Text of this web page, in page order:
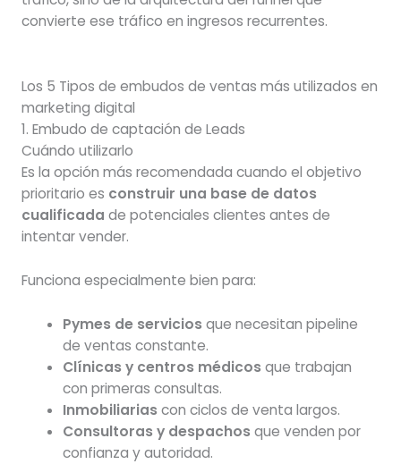
convierte ese tráfico en ingresos recurrentes.
Los 5 Tipos de embudos de ventas más utilizados en
marketing digital
1. Embudo de captación de Leads
Cuándo utilizarlo
Es la opción más recomendada cuando el objetivo
prioritario es construir una base de datos
cualificada de potenciales clientes antes de
intentar vender.
Funciona especialmente bien para:
Pymes de servicios que necesitan pipeline
de ventas constante.
Clínicas y centros médicos que trabajan
con primeras consultas.
Inmobiliarias con ciclos de venta largos.
Consultoras y despachos que venden por
confianza y autoridad.